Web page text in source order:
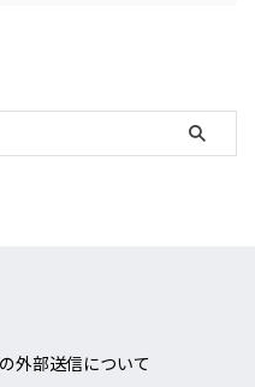
外部送信について